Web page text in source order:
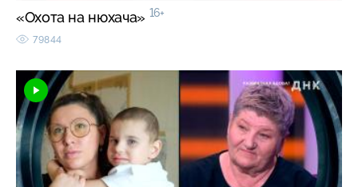
«Охота на нюхача» 16+
79844